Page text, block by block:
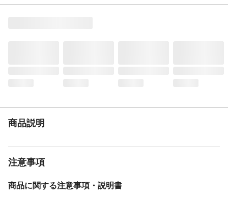
商品説明
注意事項
商品に関する注意事項・説明書